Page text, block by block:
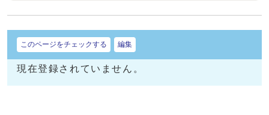
このページをチェックする 編集
現在登録されていません。